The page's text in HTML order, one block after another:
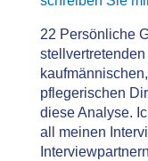
22 Persönliche
pflegerischen
diese Analyse.
all meinen